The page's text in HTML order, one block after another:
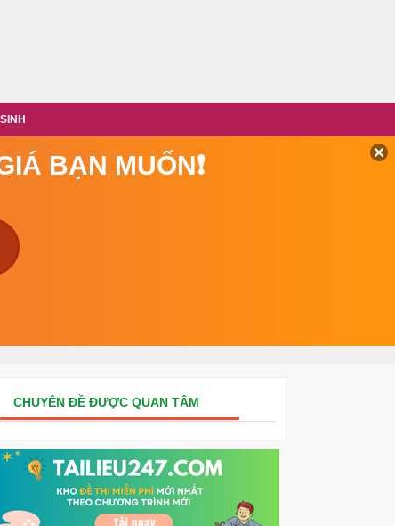
BẠN MUỐN❗
CHUYÊN ĐỀ ĐƯỢC QUAN TÂM